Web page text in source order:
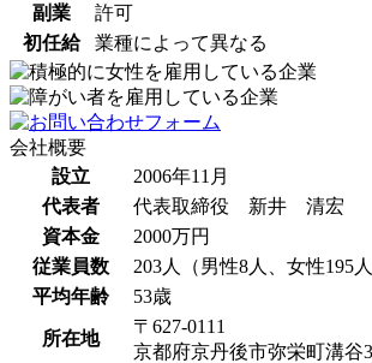
副業
許可
初任給
業種によって異なる
会社概要
設立
2006年11月
代表者
代表取締役 新井 清宏
資本金
2000万円
従業員数
203人（男性8人、女性195
平均年齢
53歳
所在地
〒627-0111
京都府京丹後市弥栄町溝谷